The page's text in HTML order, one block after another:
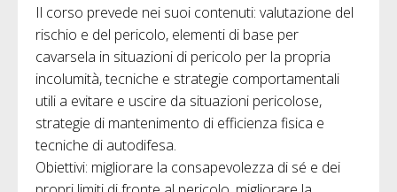
Il corso prevede nei suoi contenuti: valutazione del
rischio e del pericolo, elementi di base per
cavarsela in situazioni di pericolo per la propria
incolumità, tecniche e strategie comportamentali
utili a evitare e uscire da situazioni pericolose,
strategie di mantenimento di efficienza fisica e
tecniche di autodifesa.
Obiettivi: migliorare la consapevolezza di sé e dei